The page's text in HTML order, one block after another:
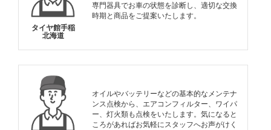
タイヤ館手稲
北海道
専門器具でお車の状態を診断し、適切な交換
時期と商品をご提案いたします。
オイルやバッテリーなどの基本的なメンテナ
ンス点検から、エアコンフィルター、ワイパ
ー、灯火類も点検をいたします。気になると
ころがあればお気軽にスタッフへお声がけく